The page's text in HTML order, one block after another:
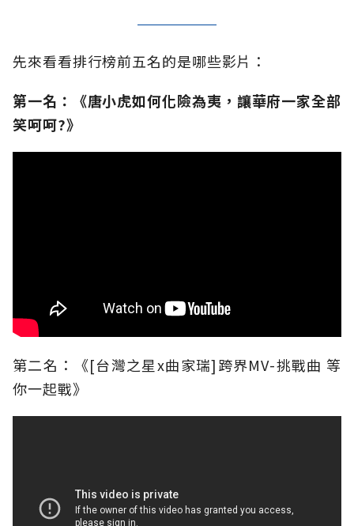
先來看看排行榜前五名的是哪些影片：
第一名：《唐小虎如何化險為夷，讓華府一家全部
笑呵呵?》
第二名：《[台灣之星x曲家瑞]跨界MV-挑戰曲 等
你一起戰》